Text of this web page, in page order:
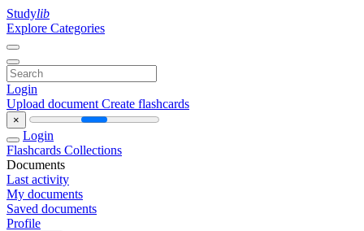
Studylib
Explore Categories
Login
Upload document Create flashcards
×
Login
Flashcards Collections
Documents
Last activity
My documents
Saved documents
Profile